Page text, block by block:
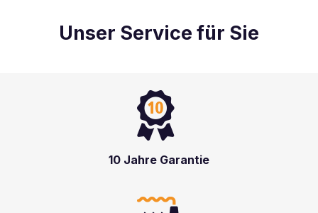
Unser Service für Sie
10 Jahre Garantie